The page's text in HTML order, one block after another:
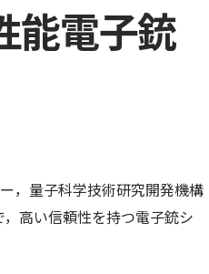
能電子銃
，量子科学技術研究開発機構
高い信頼性を持つ電子銃シ